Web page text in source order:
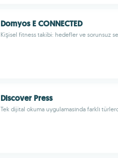
Domyos E CONNECTED
Kişisel fitness takibi: hedefler ve sorunsuz
Discover Press
Tek dijital okuma uygulamasında farklı